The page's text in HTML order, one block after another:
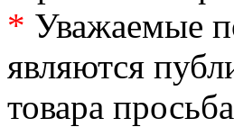
* Уважаемые
являются
товара